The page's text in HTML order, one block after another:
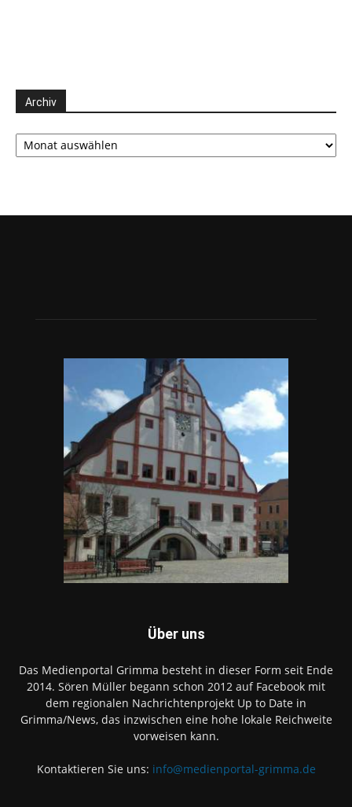
Archiv
Archiv
Über uns
Das Medienportal Grimma besteht in dieser Form seit Ende
2014. Sören Müller begann schon 2012 auf Facebook mit
dem regionalen Nachrichtenprojekt Up to Date in
Grimma/News, das inzwischen eine hohe lokale Reichweite
vorweisen kann.
Kontaktieren Sie uns: info@medienportal-grimma.de